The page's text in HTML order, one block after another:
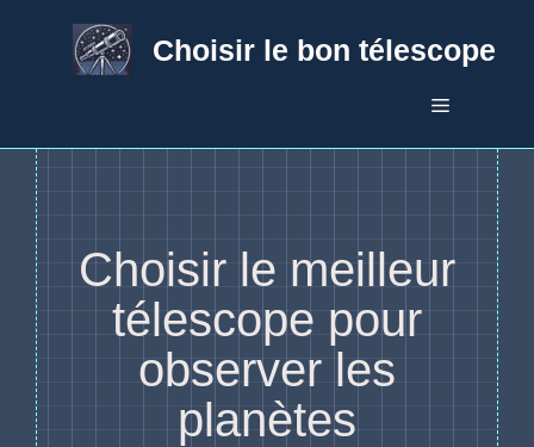
Choisir le bon télescope
Menu
Choisir le meilleur
télescope pour
observer les
planètes